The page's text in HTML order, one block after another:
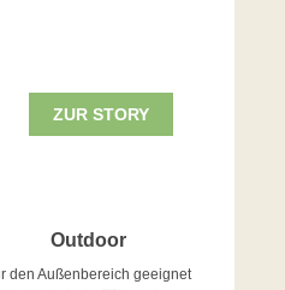
ZUR STORY
Outdoor
den Außenbereich geeignet